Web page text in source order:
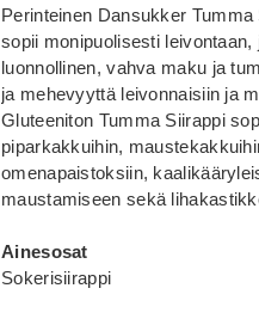
Perinteinen Dansukker
sopii monipuolisesti
luonnollinen, vahva maku ja
ja mehevyyttä leivonnaisiin ja
Gluteeniton Tumma Siirappi
piparkakkuihin,
omenapaistoksiin,
maustamiseen sekä
Ainesosat
Sokerisiirappi